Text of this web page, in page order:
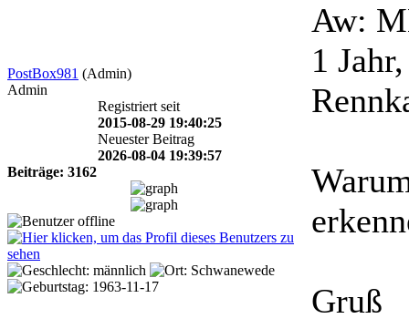
PostBox981 (Admin)
Admin
Registriert seit
2015-08-29 19:40:25
Neuester Beitrag
2026-08-04 19:39:57
Beiträge: 3162
Aw:
1
Gruß